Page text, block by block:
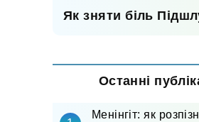
Як зняти біль
Останні
Менінгіт: як